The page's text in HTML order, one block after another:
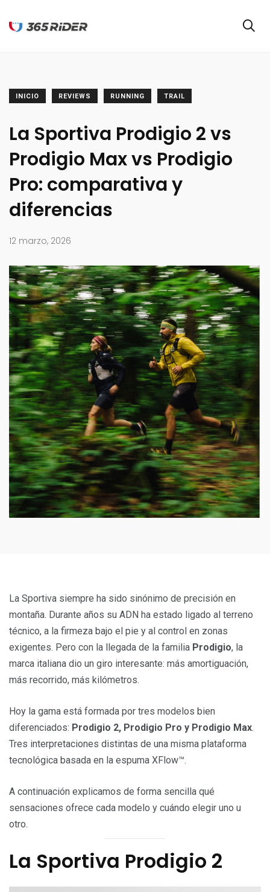
INICIO REVIEWS RUNNING TRAIL
La Sportiva Prodigio 2 vs
Prodigio Max vs Prodigio
Pro: comparativa y
diferencias
12 marzo, 2026
La Sportiva siempre ha sido sinónimo de precisión en
montaña. Durante años su ADN ha estado ligado al terreno
técnico, a la firmeza bajo el pie y al control en zonas
exigentes. Pero con la llegada de la familia Prodigio, la
marca italiana dio un giro interesante: más amortiguación,
más recorrido, más kilómetros.
Hoy la gama está formada por tres modelos bien
diferenciados: Prodigio 2, Prodigio Pro y Prodigio Max.
Tres interpretaciones distintas de una misma plataforma
tecnológica basada en la espuma XFlow™.
A continuación explicamos de forma sencilla qué
sensaciones ofrece cada modelo y cuándo elegir uno u
otro.
La Sportiva Prodigio 2